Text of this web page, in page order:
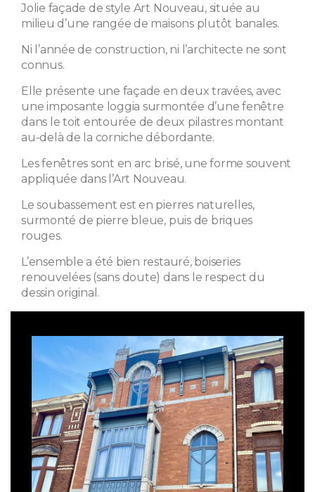
Jolie façade de style Art Nouveau, située au
milieu d’une rangée de maisons plutôt banales.
Ni l’année de construction, ni l’architecte ne sont
connus.
Elle présente une façade en deux travées, avec
une imposante loggia surmontée d’une fenêtre
dans le toit entourée de deux pilastres montant
au-delà de la corniche débordante.
Les fenêtres sont en arc brisé, une forme souvent
appliquée dans l’Art Nouveau.
Le soubassement est en pierres naturelles,
surmonté de pierre bleue, puis de briques
rouges.
L’ensemble a été bien restauré, boiseries
renouvelées (sans doute) dans le respect du
dessin original.